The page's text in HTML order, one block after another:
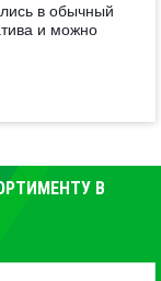
в обычный
и можно
В